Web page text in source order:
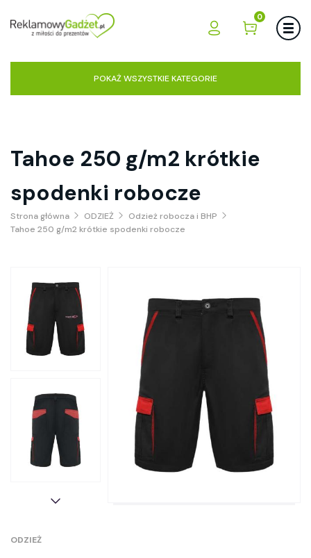
0
POKAŻ WSZYSTKIE KATEGORIE
Tahoe 250 g/m2 krótkie
spodenki robocze
Strona główna ODZIEŻ
Odzież robocza i BHP
Tahoe 250 g/m2 krótkie spodenki robocze
ODZIEŻ